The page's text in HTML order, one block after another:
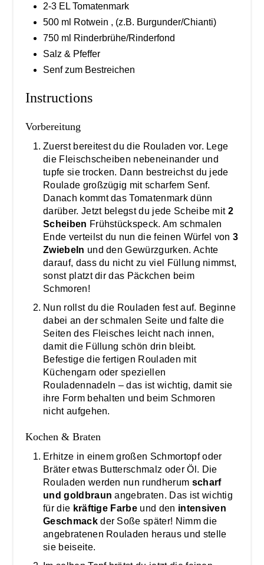
2-3 EL Tomatenmark
500 ml Rotwein , (z.B. Burgunder/Chianti)
750 ml Rinderbrühe/Rinderfond
Salz & Pfeffer
Senf zum Bestreichen
Instructions
Vorbereitung
Zuerst bereitest du die Rouladen vor. Lege
die Fleischscheiben nebeneinander und
tupfe sie trocken. Dann bestreichst du jede
Roulade großzügig mit scharfem Senf.
Danach kommt das Tomatenmark dünn
darüber. Jetzt belegst du jede Scheibe mit 2
Scheiben Frühstückspeck. Am schmalen
Ende verteilst du nun die feinen Würfel von3
Zwiebeln und den Gewürzgurken. Achte
darauf, dass du nicht zu viel Füllung nimmst,
sonst platzt dir das Päckchen beim
Schmoren!
Nun rollst du die Rouladen fest auf. Beginne
dabei an der schmalen Seite und falte die
Seiten des Fleisches leicht nach innen,
damit die Füllung schön drin bleibt.
Befestige die fertigen Rouladen mit
Küchengarn oder speziellen
Rouladennadeln – das ist wichtig, damit sie
ihre Form behalten und beim Schmoren
nicht aufgehen.
Kochen & Braten
Erhitze in einem großen Schmortopf oder
Bräter etwas Butterschmalz oder Öl. Die
Rouladen werden nun rundherum scharf
und goldbraun angebraten. Das ist wichtig
für die kräftige Farbe und den intensiven
Geschmackder Soße später! Nimm die
angebratenen Rouladen heraus und stelle
sie beiseite.